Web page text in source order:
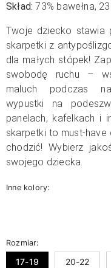
Skład: 73% bawełna,
Twoje dziecko stawia
skarpetki z
dla małych stópek!
swobodę ruchu –
maluch podczas
wypustki na
panelach, kafelkach i
skarpetki to must-
chodzić! Wybierz
swojego dziecka.
Inne kolory:
Rozmiar:
17-19 20-22